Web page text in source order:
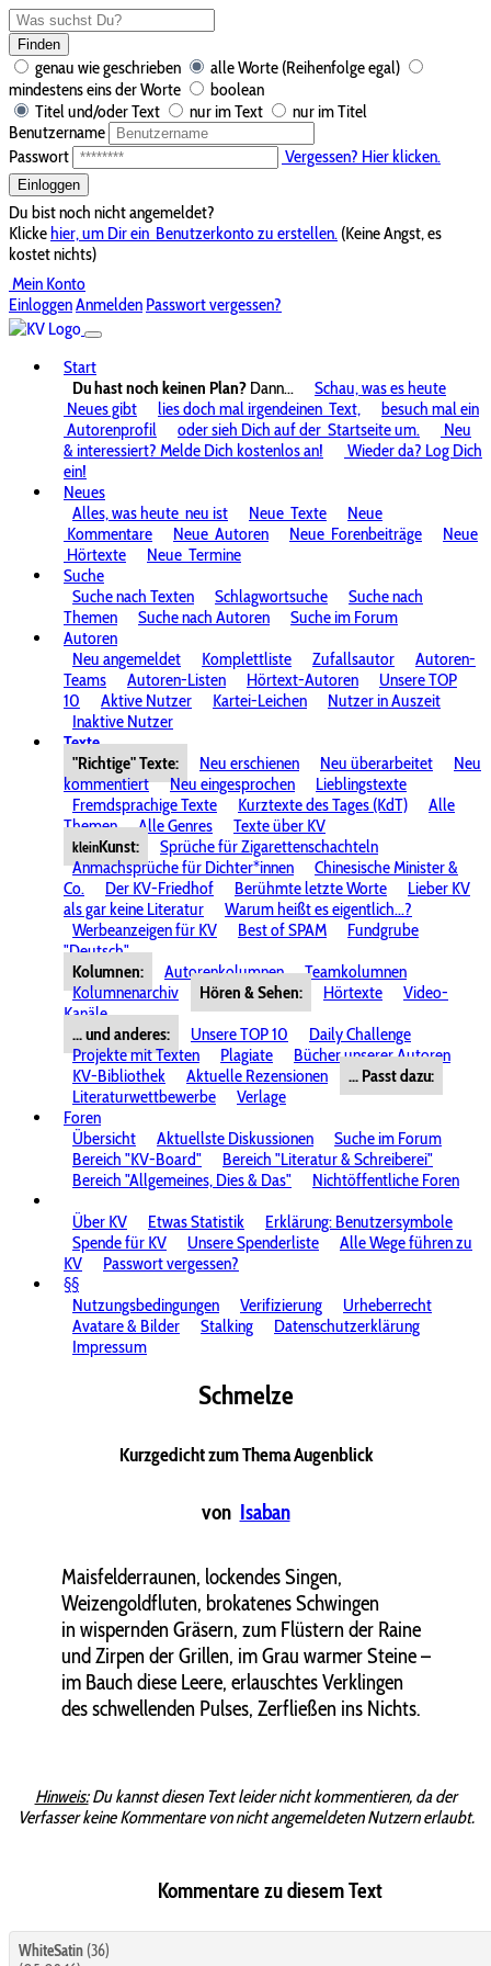
Finden
genau wie geschrieben
alle Worte (Reihenfolge egal)
mindestens eins der Worte
boolean
Titel und/oder Text
nur im Text
nur im Titel
Benutzername
Passwort
Vergessen? Hier klicken.
Einloggen
Du bist noch nicht angemeldet?
Klickehier, um Dir ein Benutzerkonto zu erstellen. (Keine Angst, es
kostet nichts)
Mein Konto
EinloggenAnmelden Passwort vergessen?
Start
Du hast noch keinen Plan? Dann...
Schau, was es heute
Neues gibt
lies doch mal irgendeinen Text,
besuch mal ein
Autorenprofil
oder sieh Dich auf der Startseite um.
Neu
& interessiert? Melde Dich kostenlos an!
Wieder da? Log Dich
ein!
Neues
Alles, was heute neu ist Neue Texte
Neue
Kommentare
Neue Autoren Neue Forenbeiträge
Neue
Hörtexte
Neue Termine
Suche
Suche nach Texten
Schlagwortsuche
Suche nach
Themen
Suche nach Autoren
Suche im Forum
Autoren
Neu angemeldet
Komplettliste Zufallsautor
Autoren-
Teams
Autoren-Listen Hörtext-Autoren
Unsere TOP
10
Aktive Nutzer Kartei-Leichen
Nutzer in Auszeit
Inaktive Nutzer
Texte
"Richtige" Texte:
Neu erschienen Neu überarbeitet
Neu
kommentiert
Neu eingesprochen
Lieblingstexte
Fremdsprachige Texte
Kurztexte des Tages (KdT)
Alle
Themen
Alle Genres Texte über KV
kleinKunst:
Sprüche für Zigarettenschachteln
Anmachsprüche für Dichter*innen
Chinesische Minister &
Co.
Der KV-Friedhof Berühmte letzte Worte
Lieber KV
als gar keine Literatur
Warum heißt es eigentlich...?
Werbeanzeigen für KV
Best of SPAM
Fundgrube
"Deutsch"
Kolumnen:
Autorenkolumnen
Teamkolumnen
Kolumnenarchiv
Hören & Sehen: Hörtexte
Video-
Kanäle
... und anderes:
Unsere TOP 10
Daily Challenge
Projekte mit Texten
Plagiate
Bücher unserer Autoren
KV-Bibliothek
Aktuelle Rezensionen
... Passt dazu:
Literaturwettbewerbe
Verlage
Foren
Übersicht
Aktuellste Diskussionen
Suche im Forum
Bereich "KV-Board"
Bereich "Literatur & Schreiberei"
Bereich "Allgemeines, Dies & Das"
Nichtöffentliche Foren
Über KV
Etwas Statistik
Erklärung: Benutzersymbole
Spende für KV
Unsere Spenderliste
Alle Wege führen zu
KV
Passwort vergessen?
§§
Nutzungsbedingungen
Verifizierung
Urheberrecht
Avatare & Bilder
Stalking
Datenschutzerklärung
Impressum
Schmelze
Kurzgedicht zum Thema Augenblick
von Isaban
Maisfelderraunen, lockendes Singen,
Weizengoldfluten, brokatenes Schwingen
in wispernden Gräsern, zum Flüstern der Raine
und Zirpen der Grillen, im Grau warmer Steine –
im Bauch diese Leere, erlauschtes Verklingen
des schwellenden Pulses, Zerfließen ins Nichts.
Hinweis:Du kannst diesen Text leider nicht kommentieren, da der
Verfasser keine Kommentare von nicht angemeldeten Nutzern erlaubt.
Kommentare zu diesem Text
WhiteSatin (36)